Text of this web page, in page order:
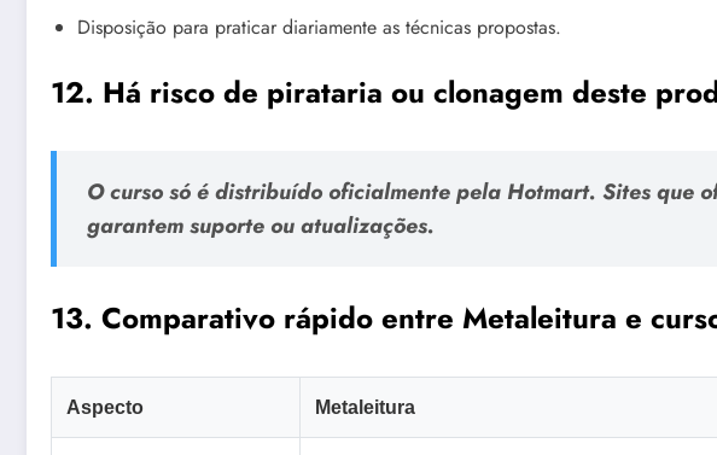
Disposição para praticar diariamente as técnicas propostas.
12. Há risco de pirataria ou clonagem deste
O curso só é distribuído oficialmente pela Hotmart. Sites que
garantem suporte ou atualizações.
13. Comparativo rápido entre Metaleitura e
Aspecto Metaleitura